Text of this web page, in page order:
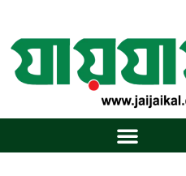
content